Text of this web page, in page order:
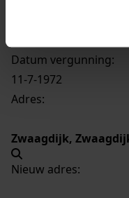
Datum vergunning:
11-7-1972
Adres:
Zwaagdijk,
Nieuw adres: